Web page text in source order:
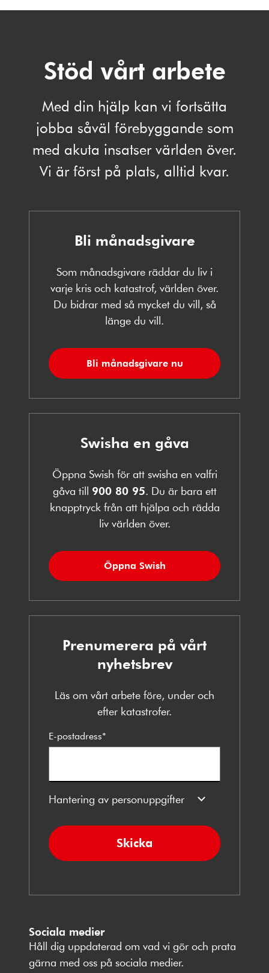
Stöd vårt arbete
Med din hjälp kan vi fortsätta
jobba såväl förebyggande som
med akuta insatser världen över.
Vi är först på plats, alltid kvar.
Bli månadsgivare
Som månadsgivare räddar du liv i
varje kris och katastrof, världen över.
Du bidrar med så mycket du vill, så
länge du vill.
Bli månadsgivare nu
Swisha en gåva
Öppna Swish för att swisha en valfri
gåva till 900 80 95. Du är bara ett
knapptryck från att hjälpa och rädda
liv världen över.
Öppna Swish
Prenumerera på vårt
nyhetsbrev
Läs om vårt arbete före, under och
efter katastrofer.
E-postadress*
Hantering av personuppgifter
Skicka
Sociala medier
Håll dig uppdaterad om vad vi gör och prata
gärna med oss på sociala medier.